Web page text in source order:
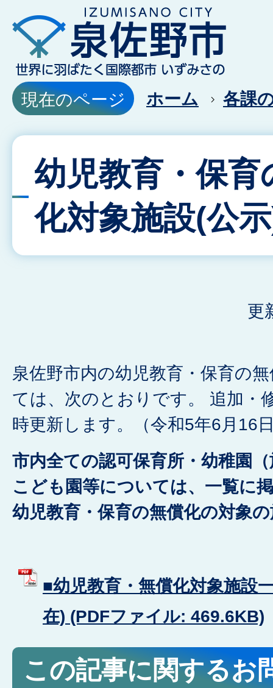
現在のページ ホーム 各課
幼児教育・保育
化対象施設(公
更
泉佐野市内の幼児教育・保育の
ては、次のとおりです。 追加・
時更新します。（令和5年6月16
市内全ての認可保育所・幼稚園
こども園等については、一覧に
幼児教育・保育の無償化の対象
■幼児教育・無償化対象施設
在) (PDFファイル: 469.6KB)
この記事に関するお